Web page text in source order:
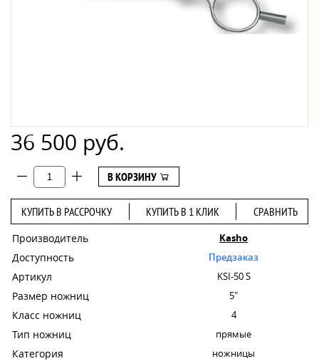
36 500 руб.
В КОРЗИНУ
КУПИТЬ В РАССРОЧКУ КУПИТЬ В 1 КЛИК СРАВНИТЬ
Производитель Kasho
Доступность Предзаказ
Артикул KSI-50 S
Размер ножниц 5"
Класс ножниц 4
Тип ножниц прямые
Категория ножницы